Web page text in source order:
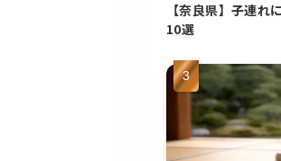
【奈良県】子連れ
10選